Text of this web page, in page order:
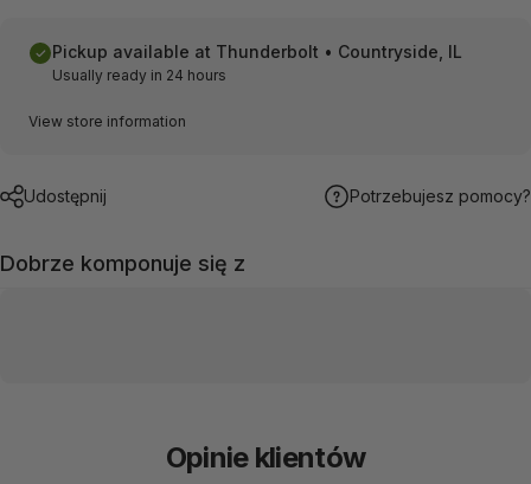
Pickup available at Thunderbolt • Countryside, IL
Usually ready in 24 hours
View store information
Udostępnij Potrzebujesz pomocy?
Dobrze komponuje się z
Opinie klientów